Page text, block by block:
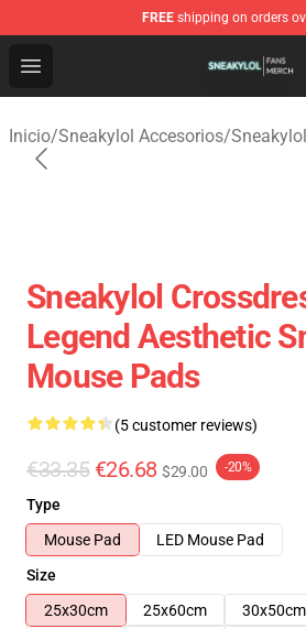
FREE shipping on orders
Open menu
Sneakylol Shop - Official
Inicio/Sneakylol Accesorios/
Sneakylol
Legend Aesthetic
Mouse Pads
(5 customer reviews)
€33.35 €26.68 $29.00 -20%
Type
Mouse Pad
LED Mouse Pad
Size
25x30cm
25x60cm 30x50cm